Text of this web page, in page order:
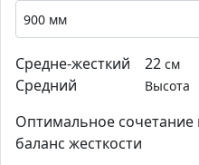
Средне-жесткий
Средний
22 см
Высота
Оптимальное
баланс жесткости